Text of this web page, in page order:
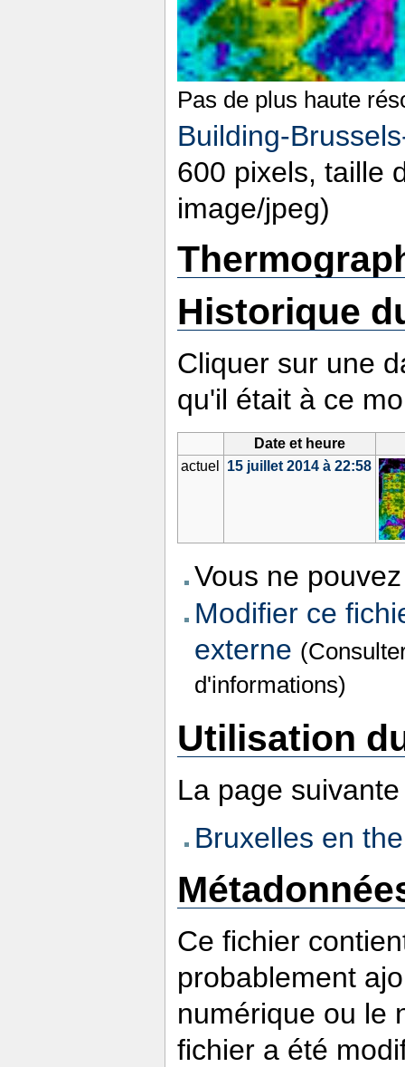
Pas de plus haute
Building-
600 pixels, taille
image/jpeg)
Historique
Cliquer sur une
qu'il était à ce
Date et heure
actuel
15 juillet 2014 à 22:58
Vous ne
Modifier ce
externe
d'informations)
Utilisation
La page
Bruxelles en
Ce fichier
probablement
numérique ou le
fichier a été